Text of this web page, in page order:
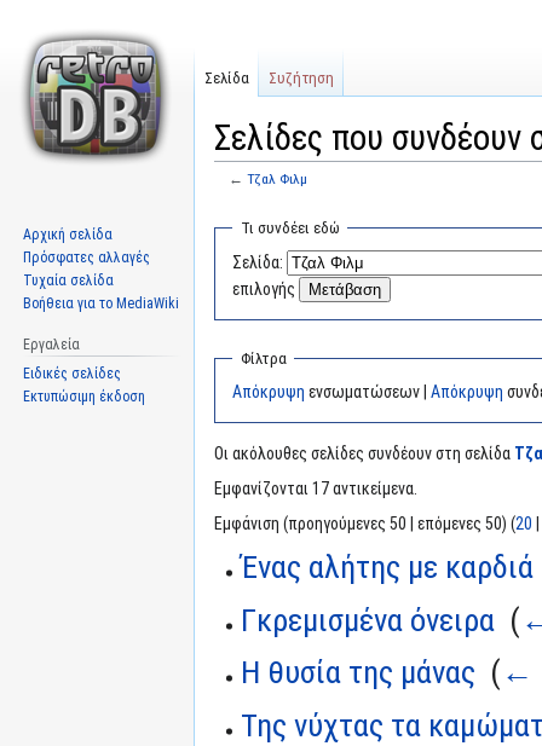
Σελίδες που συνδέουν
← Τζαλ Φιλμ
Μετάβαση
πλοήγηση
Πήδηση
αναζήτηση
Τι συνδέει εδώ
Σελίδα:
επιλογής
Φίλτρα
Απόκρυψη ενσωματώσεων | Απόκρυψη
Οι ακόλουθες σελίδες συνδέουν στη σελίδα
Εμφανίζονται 17 αντικείμενα.
Εμφάνιση (προηγούμενες 50 | επόμενες 50) (20
Ένας αλήτης με καρδιά
Γκρεμισμένα όνειρα (
Η θυσία της μάνας (←
Της νύχτας τα
Σελίδα Συζήτηση
Αρχική σελίδα
Πρόσφατες αλλαγές
Τυχαία σελίδα
Βοήθεια για το MediaWiki
Εργαλεία
Ειδικές σελίδες
Εκτυπώσιμη έκδοση